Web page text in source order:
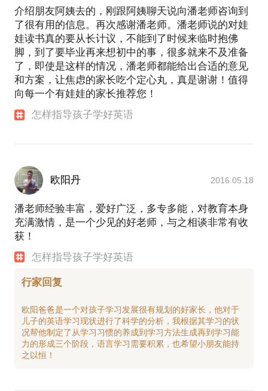
介绍朋友阿姨去的，刚跟阿姨聊天说向潘老师咨询到
了很有用的信息。再次感谢潘老师。潘老师说的对娃
娃读书真的要从长计议，不能到了时候来临时抱佛
脚，到了要毕业再来想初中的事，很多就来不及准备
了，即使是这样的情况，潘老师都能给出合适的意见
和方案，让焦虑的家长吃个定心丸，真是谢谢！值得
向每一个有娃娃的家长推荐您！
怎样指导孩子学好英语
欧阳丹 2016.05.18
潘老师经验丰富，爱好广泛，多专多能，对教育本身
充满激情，是一个少见的好老师，与之相谈非常有收
获！
怎样指导孩子学好英语
行家回复
欧阳爸爸是一个对孩子学习发展很有规划的好家长，他对于
儿子的英语学习现状进行了科学的分析，我根据其学习的状
况帮他制定了从学习习惯的养成到学习方法生成再到学习能
力的形成三个阶段，语言学习需要积累，也希望小朋友能持